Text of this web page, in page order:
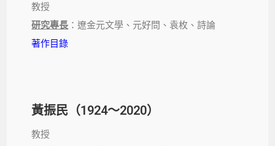
教授
研究專長 ：遼金元文學、元好問、袁枚、詩論
著作目錄
黃振民（1924～2020）
教授